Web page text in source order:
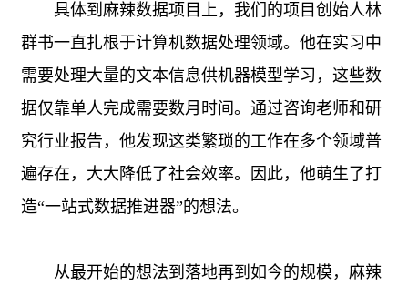
具体到麻辣数据项目上，我们的项目创始人林
群书一直扎根于计算机数据处理领域。他在实习中
需要处理大量的文本信息供机器模型学习，这些数
据仅靠单人完成需要数月时间。通过咨询老师和研
究行业报告，他发现这类繁琐的工作在多个领域普
遍存在，大大降低了社会效率。因此，他萌生了打
造“一站式数据推进器”的想法。
从最开始的想法到落地再到如今的规模，麻辣